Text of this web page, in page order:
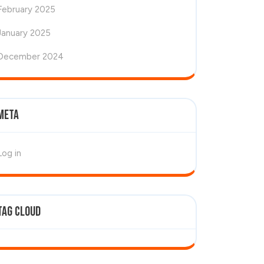
2025
2025
2024
in
Cloud